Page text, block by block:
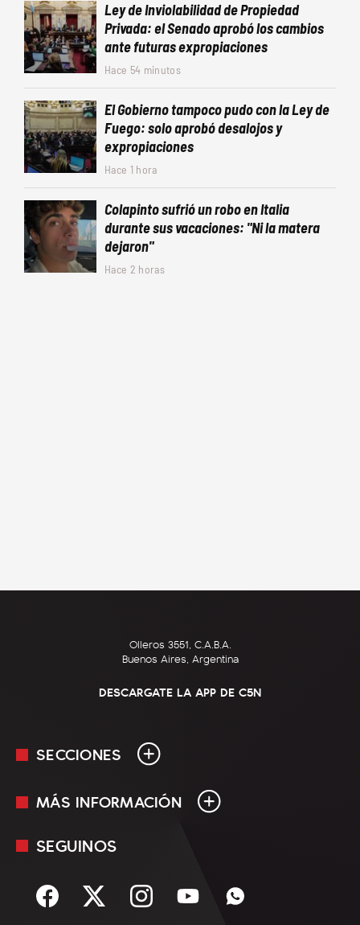
Ley de Inviolabilidad de Propiedad
Privada: el Senado aprobó los cambios
ante futuras expropiaciones
Hace 54 minutos
El Gobierno tampoco pudo con la Ley de
Fuego: solo aprobó desalojos y
expropiaciones
Hace 1 hora
Colapinto sufrió un robo en Italia
durante sus vacaciones: "Ni la matera
dejaron"
Hace 2 horas
Olleros 3551, C.A.B.A.
Buenos Aires, Argentina
DESCARGATE LA APP DE C5N
SECCIONES
En Vivo
Sociedad
MÁS INFORMACIÓN
Mediakit
Términos y condiciones
SEGUINOS